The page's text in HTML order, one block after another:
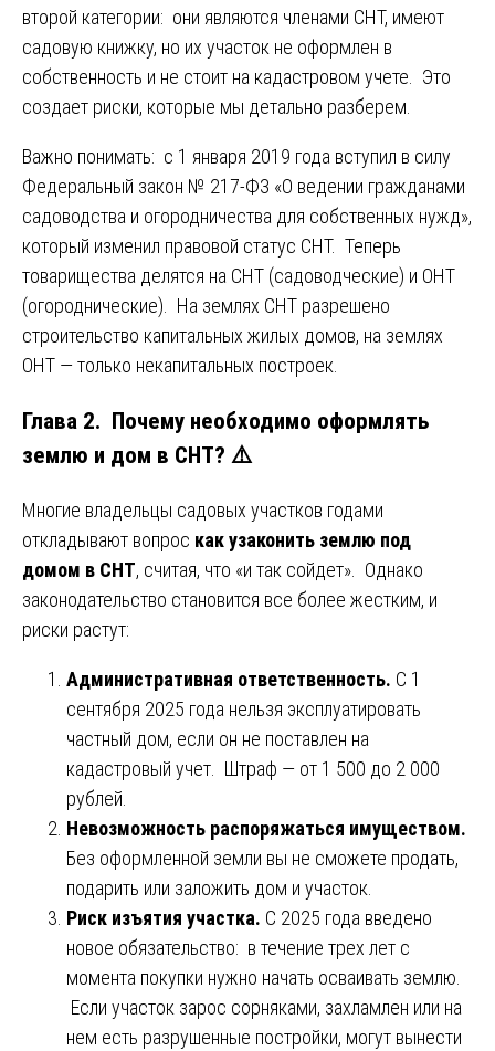
второй категории: они являются членами СНТ, имеют
садовую книжку, но их участок не оформлен в
собственность и не стоит на кадастровом учете. Это
создает риски, которые мы детально разберем.
Важно понимать: с 1 января 2019 года вступил в силу
Федеральный закон № 217-ФЗ «О ведении гражданами
садоводства и огородничества для собственных нужд»,
который изменил правовой статус СНТ. Теперь
товарищества делятся на СНТ (садоводческие) и ОНТ
(огороднические). На землях СНТ разрешено
строительство капитальных жилых домов, на землях
ОНТ — только некапитальных построек.
Глава 2. Почему необходимо оформлять
землю и дом в СНТ? ⚠️
Многие владельцы садовых участков годами
откладывают вопрос как узаконить землю под
домом в СНТ, считая, что «и так сойдет». Однако
законодательство становится все более жестким, и
риски растут:
Административная ответственность. С 1
сентября 2025 года нельзя эксплуатировать
частный дом, если он не поставлен на
кадастровый учет. Штраф — от 1 500 до 2 000
рублей.
Невозможность распоряжаться имуществом.
Без оформленной земли вы не сможете продать,
подарить или заложить дом и участок.
Риск изъятия участка. С 2025 года введено
новое обязательство: в течение трех лет с
момента покупки нужно начать осваивать землю.
Если участок зарос сорняками, захламлен или на
нем есть разрушенные постройки, могут вынести